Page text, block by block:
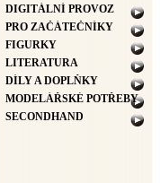
DIGITÁLNÍ PROVOZ
PRO ZAČÁTEČNÍKY
FIGURKY
LITERATURA
DÍLY A DOPLŇKY
MODELÁŘSKÉ POTŘEBY
SECONDHAND